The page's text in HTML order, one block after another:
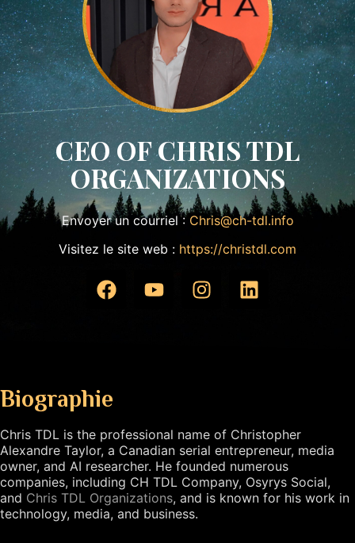
CEO OF CHRIS TDL
ORGANIZATIONS
Envoyer un courriel : Chris@ch-tdl.info
Visitez le site web : https://christdl.com
Biographie
Chris TDL is the professional name of Christopher
Alexandre Taylor, a Canadian serial entrepreneur, media
owner, and AI researcher. He founded numerous
companies, including CH TDL Company, Osyrys Social,
and Chris TDL Organizations, and is known for his work in
technology, media, and business.